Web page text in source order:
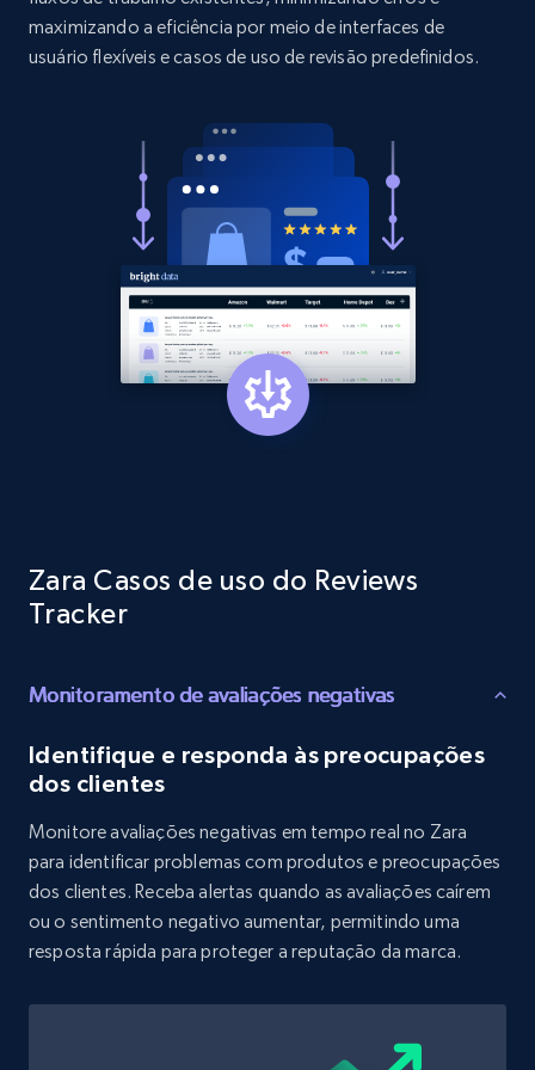
Etsy - Collects data from shop's URL
URL, Product id, Listing inventory id, Title, Rating,
Comece agora
Amazon products search
Asin, URL, Name, Sponsored, Initial price, Final
price, Currency, Sold, and more.
URL, Product id, Title, Product description,
Rating, Reviews count, Initial price, Discount,
and more.
1.3K+ 175+ Comece agora
specified keywords
URL, Product id, Title, Product description,
Rating, Reviews count, Initial price, Discount,
and more.
maximizando a eficiência por meio de interfaces de
usuário flexíveis e casos de uso de revisão predefinidos.
Zara Casos de uso do Reviews
Tracker
Monitoramento de avaliações negativas
Identifique e responda às preocupações
dos clientes
Monitore avaliações negativas em tempo real no Zara
para identificar problemas com produtos e preocupações
dos clientes. Receba alertas quando as avaliações caírem
ou o sentimento negativo aumentar, permitindo uma
resposta rápida para proteger a reputação da marca.